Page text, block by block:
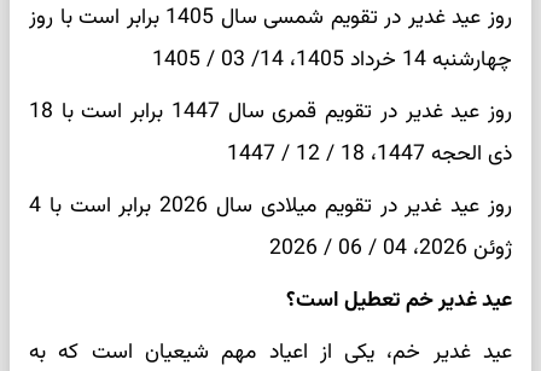
روز عید غدیر در تقویم شمسی سال 1405 برابر است با روز
چهارشنبه 14 خرداد 1405، 14/ 03 / 1405
روز عید غدیر در تقویم قمری سال 1447 برابر است با 18
ذی الحجه 1447، 18 / 12 / 1447
روز عید غدیر در تقویم میلادی سال 2026 برابر است با 4
ژوئن 2026، 04 / 06 / 2026
عید غدیر خم تعطیل است؟
عید غدیر خم، یکی از اعیاد مهم شیعیان است که به